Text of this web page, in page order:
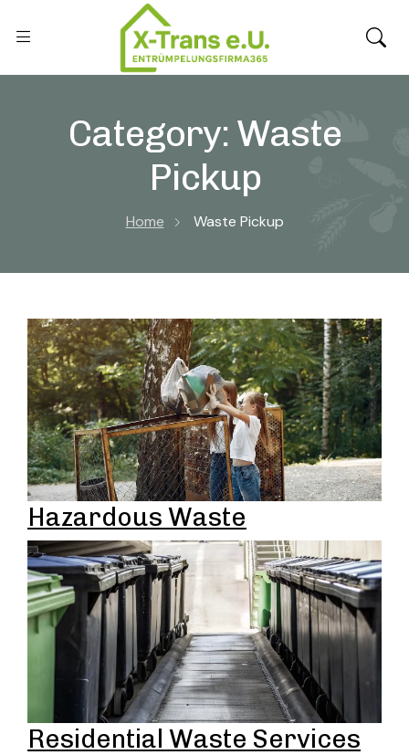
Category: Waste
Pickup
Home Waste Pickup
Hazardous Waste
Residential Waste Services